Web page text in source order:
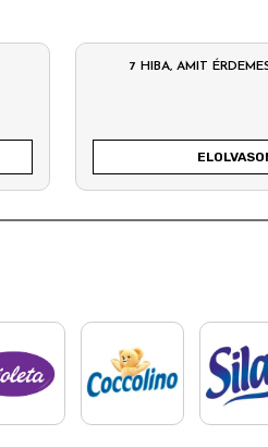
7 HIBA, AMIT